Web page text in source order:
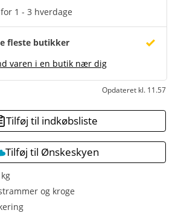
og kroge
1 - 3 hverdage
fleste butikker
varen i en butik nær dig
Opdateret kl. 11.57
Tilføj til indkøbsliste
Tilføj til Ønskeskyen